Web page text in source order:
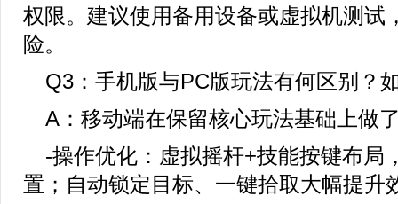
权限。建议使用备用设备或虚拟机测试
险。
Q3：手机版与PC版玩法有何区别？
A：移动端在保留核心玩法基础上做
-操作优化：虚拟摇杆+技能按键布局
置；自动锁定目标、一键拾取大幅提升